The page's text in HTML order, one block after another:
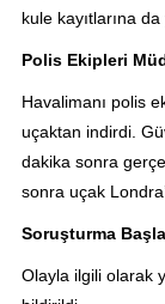
kule kayıtlarına da
Polis Ekipleri
Havalimanı polis
uçaktan indirdi.
dakika sonra
sonra uçak
Soruşturma
Olayla ilgili olarak